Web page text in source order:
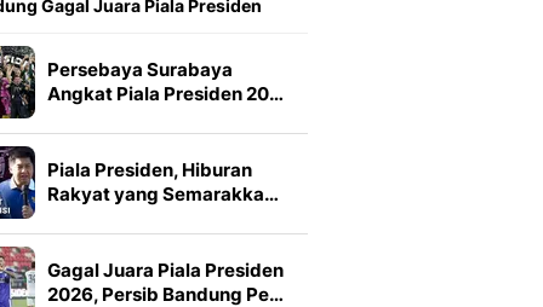
Gagal Juara Piala Presiden
Persebaya Surabaya
Angkat Piala Presiden 20…
Piala Presiden, Hiburan
Rakyat yang Semarakka…
Gagal Juara Piala Presiden
2026, Persib Bandung Pe…